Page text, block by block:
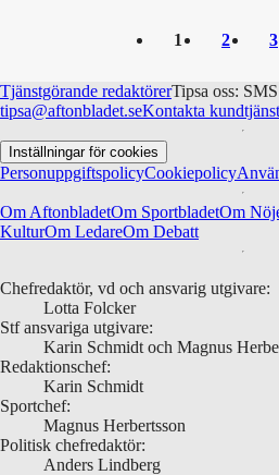
1 2 3
Tjänstgörande redaktörerTipsa oss:
tipsa@aftonbladet.seKontakta kundtjänst
Inställningar för cookies
PersonuppgiftspolicyCookiepolicy
Om AftonbladetOm SportbladetOm
KulturOm LedareOm Debatt
Chefredaktör, vd och ansvarig utgivare:
Lotta Folcker
Stf ansvariga utgivare:
Karin Schmidt och Magnus
Redaktionschef:
Karin Schmidt
Sportchef:
Magnus Herbertsson
Politisk chefredaktör:
Anders Lindberg